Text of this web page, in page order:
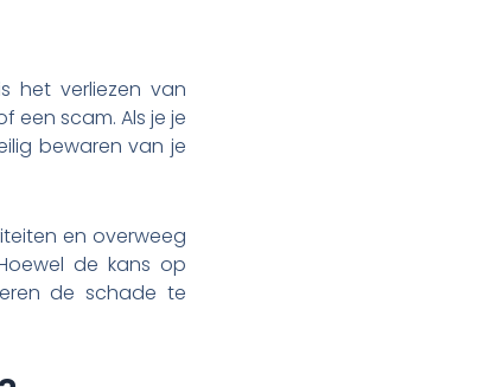
het verliezen van
een scam. Als je je
bewaren van je
en overweeg
de kans op
de schade te